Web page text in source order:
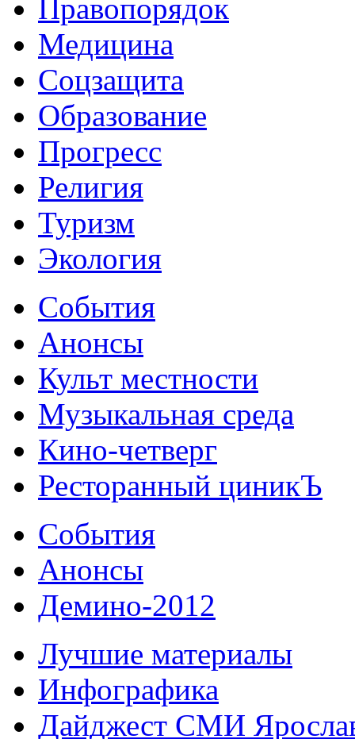
Правопорядок
Медицина
Соцзащита
Образование
Прогресс
Религия
Туризм
Экология
События
Анонсы
Культ местности
Музыкальная среда
Кино-четверг
Ресторанный циникЪ
События
Анонсы
Демино-2012
Лучшие материалы
Инфографика
Дайджест СМИ